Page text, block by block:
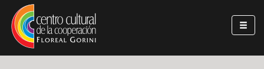
Pasar al contenido principal
Jump to main content